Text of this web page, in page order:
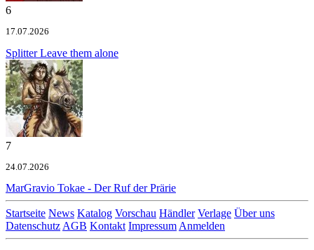
6
17.07.2026
SplitterLeave them alone
7
24.07.2026
MarGravio Tokae - Der Ruf der Prärie
Startseite News Katalog Vorschau Händler Verlage Über uns
Datenschutz AGB Kontakt Impressum Anmelden